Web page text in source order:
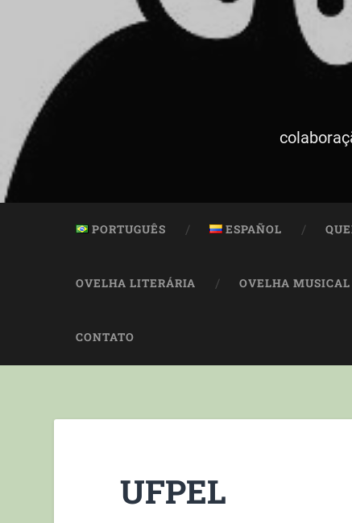
PORTUGUÊS ESPAÑOL
OVELHA LITERÁRIA OVELHA MUSICAL
CONTATO
UFPEL